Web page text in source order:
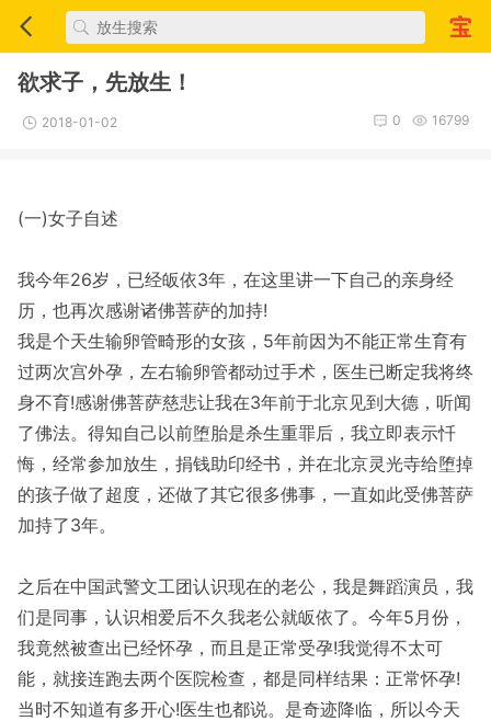
欲求子，先放生！
2018-01-02 16799
0
(一)女子自述
我今年26岁，已经皈依3年，在这里讲一下自己的亲身经
历，也再次感谢诸佛菩萨的加持!
我是个天生输卵管畸形的女孩，5年前因为不能正常生育有
过两次宫外孕，左右输卵管都动过手术，医生已断定我将终
身不育!感谢佛菩萨慈悲让我在3年前于北京见到大德，听闻
了佛法。得知自己以前堕胎是杀生重罪后，我立即表示忏
悔，经常参加放生，捐钱助印经书，并在北京灵光寺给堕掉
的孩子做了超度，还做了其它很多佛事，一直如此受佛菩萨
加持了3年。
之后在中国武警文工团认识现在的老公，我是舞蹈演员，我
们是同事，认识相爱后不久我老公就皈依了。今年5月份，
我竟然被查出已经怀孕，而且是正常受孕!我觉得不太可
能，就接连跑去两个医院检查，都是同样结果：正常怀孕!
当时不知道有多开心!医生也都说。是奇迹降临，所以今天